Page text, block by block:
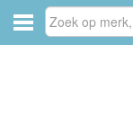
van fossielen en